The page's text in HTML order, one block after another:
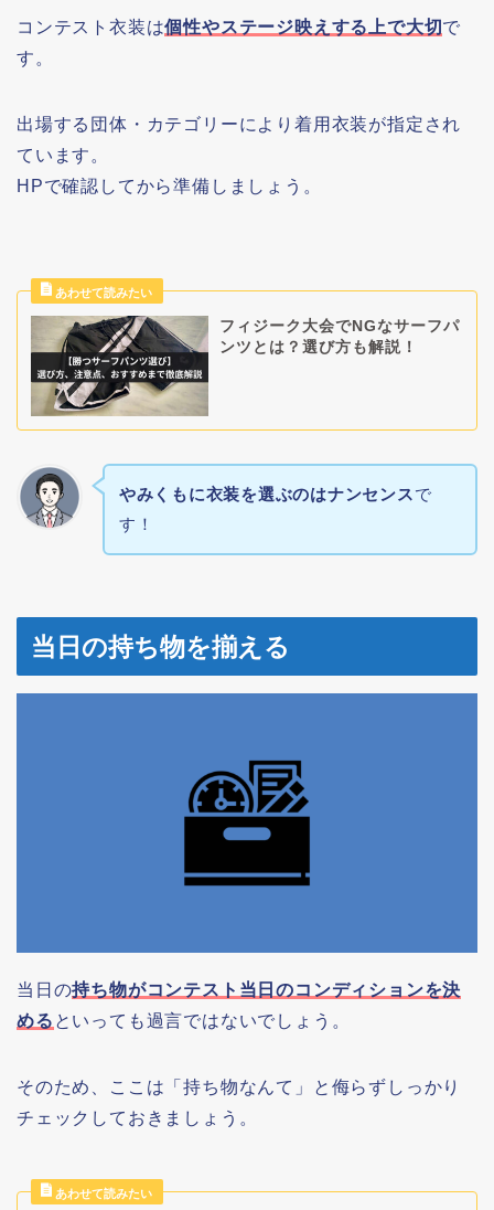
コンテスト衣装は個性やステージ映えする上で大切 で
す。
出場する団体・カテゴリーにより着用衣装が指定され
ています。
HPで確認してから準備しましょう。
フィジーク大会でNGなサーフパ
ンツとは？選び方も解説！
やみくもに衣装を選ぶのはナンセンスで
す！
当日の持ち物を揃える
当日の持ち物がコンテスト当日のコンディションを決
める といっても過言ではないでしょう。
そのため、ここは「持ち物なんて」と侮らずしっかり
チェックしておきましょう。